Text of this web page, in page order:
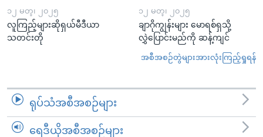
၁၂ မတ္၊ ၂၀၂၅
လူကြည့်များဆိုရှယ်မီဒီယာ
သတင်းတို
၁၂ မတ္၊ ၂၀၂၅
ချာဂိုကျွန်းများ မောရစ်ရှသို့
လွှဲပြောင်းမည်ကို ဆန့်ကျင်
အစီအစဉ်တွဲများအားလုံးကြည့်ရှုရန်
ရုပ်သံအစီအစဉ်များ
ရေဒီယိုအစီအစဉ်များ